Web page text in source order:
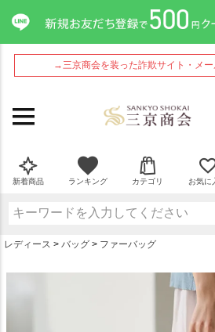
→三京商会を装った詐欺サイト・メ
新着商品 ランキング カテゴリ お気に
レディース バッグ ファーバッグ